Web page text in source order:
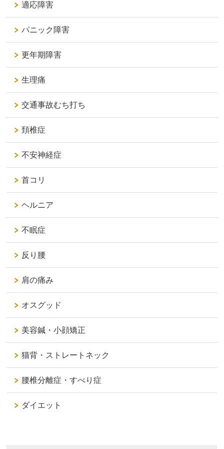
適応障害
パニック障害
更年期障害
生理痛
交通事故むち打ち
頚椎症
不安神経症
首コリ
ヘルニア
不眠症
反り腰
肩の痛み
オスグッド
美容鍼・小顔矯正
猫背・ストレートネック
腰椎分離症・すべり症
ダイエット